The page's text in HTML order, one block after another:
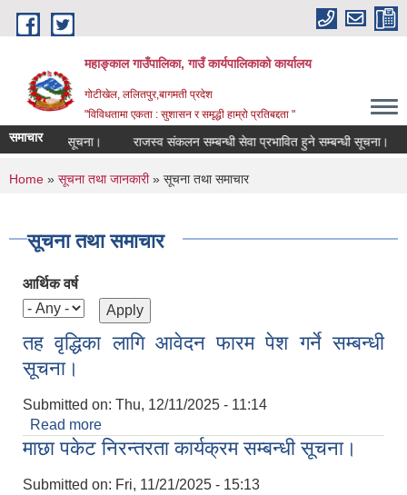
Skip to main content
महाङ्काल गाउँपालिका, गाउँ कार्यपालिकाको कार्यालय
गोटीखेल, ललितपुर,बागमती प्रदेश
"विविधतामा एकता : सुशासन र समृद्धी हाम्रो प्रतिबद्दता "
समाचार
सम्बन्धी सूचना। राजस्व संकलन सम्बन्धी सेवा प्रभावित हुने सम्बन्धी सूचना।
You are here
Home » सूचना तथा जानकारी» सूचना तथा समाचार
सूचना तथा समाचार
आर्थिक वर्ष
तह वृद्धिका लागि आवेदन फारम पेश गर्ने सम्बन्धी
सूचना।
Submitted on: Thu, 12/11/2025 - 11:14
Read more
सूचना।
माछा पकेट निरन्तरता कार्यक्रम सम्बन्धी सूचना।
Submitted on: Fri, 11/21/2025 - 15:13